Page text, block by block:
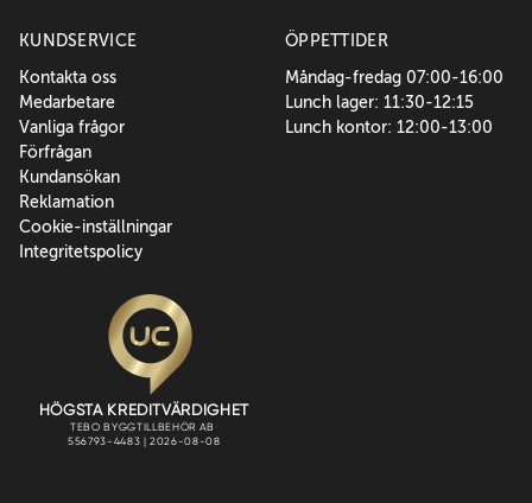
KUNDSERVICE
Kontakta oss
Medarbetare
Vanliga frågor
Förfrågan
Kundansökan
Reklamation
Cookie-inställningar
Integritetspolicy
ÖPPETTIDER
Måndag-fredag 07:00-16:00
Lunch lager: 11:30-12:15
Lunch kontor: 12:00-13:00